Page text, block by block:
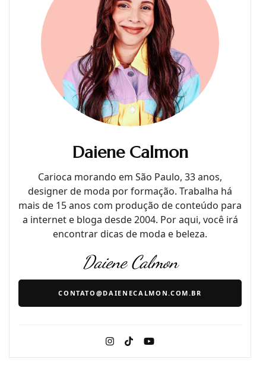
Daiene Calmon
Carioca morando em São Paulo, 33 anos,
designer de moda por formação. Trabalha há
mais de 15 anos com produção de conteúdo para
a internet e bloga desde 2004. Por aqui, você irá
encontrar dicas de moda e beleza.
Daiene Calmon
CONTATO@DAIENECALMON.COM.BR